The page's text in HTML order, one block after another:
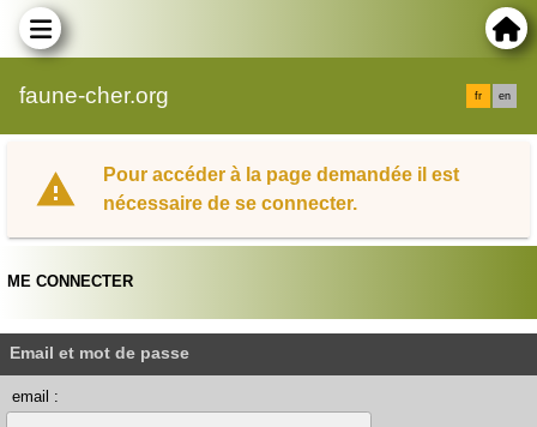
faune-cher.org fr en
Pour accéder à la page demandée il est
nécessaire de se connecter.
ME CONNECTER
Email et mot de passe
email :